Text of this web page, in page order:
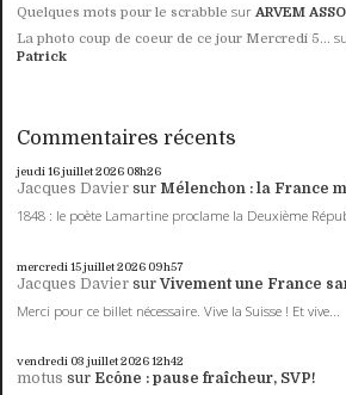
Quelques mots pour le scrabble sur ARVEM
La photo coup de coeur de ce jour Mercredi 5...
Patrick
Commentaires récents
jeudi 16juillet 2026 08h26
Jacques Davier sur Mélenchon : la France
1848 : le poète Lamartine proclame la Deuxième
mercredi 15juillet 2026 09h57
Jacques Davier surVivement une France
Merci pour ce billet nécessaire. Vive la Suisse ! Et vive...
vendredi 03 juillet 202612h42
motus sur Ecône : pause fraîcheur, SVP!